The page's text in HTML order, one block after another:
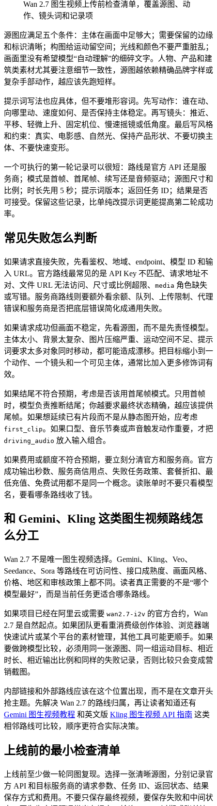
Wan 2.7 图生视频上传前检查清单，覆盖源图、动
作、镜头词和记录项
源图应满足五个条件：主体在画面中足够大；需要保留的边缘
和标识清晰；构图给运动留空间；光线和颜色不要严重脏乱；
画面里没有希望模型“自动理解”的细碎文字。人物、产品和建
筑类素材尤其要注意细节一致性，源图越依赖精确品牌字样或
复杂手部动作，越应该先跑短样。
提示词写法也应具体，但不要堆形容词。先写动作：谁在动、
向哪里动、速度如何、是否保持主体稳定。再写镜头：推近、
平移、轻微上升、固定机位、慢速摇镜或低角度。最后写风格
和约束：真实、电影感、自然光、保持产品形状、不要切换主
体、不要快速变形。
一个可执行的第一轮记录可以很短：路线是官方 API 还是服
务商；模式是首帧、首尾帧、续写还是音频驱动；源图尺寸和
比例；时长先用 5 秒；提示词版本；返回任务 ID；结果是否
可接受。保留这些记录，比单纯改提示词更能提高第二轮成功
率。
常见失败怎么判断
如果请求直接失败，先看鉴权、地域、endpoint、模型 ID 和输
入 URL。官方路线最常见的是 API Key 不匹配、请求地址不
对、文件 URL 无法访问、尺寸或比例超限、 media 角色缺失
或写错。服务商路线则要额外看余额、队列、上传限制、代理
错误和服务商是否把底层错误简化成通用失败。
如果请求成功但画面不稳定，先看源图，而不是先责怪模型。
主体太小、背景太复杂、图片压缩严重、运动空间不足、提示
词要求太多对象同时移动，都可能造成漂移。把目标缩小到一
个动作、一个镜头和一个可见主体，通常比加入更多修饰词有
效。
如果结尾不符合预期，考虑是否该用首尾帧模式。只用首帧
时，模型负责推断结尾；你越要求最终状态精确，越应该提供
尾帧。如果想延续已有片段而不是从静态图开始，应考虑
first_clip。如果口型、音乐节奏或声音触发动作重要，才把
driving_audio 放入输入组合。
如果费用或额度不符合预期，要立刻分清官方和服务商。官方
成功输出秒数、服务商信用点、失败任务政策、套餐折扣、最
低充值、免费试用都不是同一个概念。读账单时不要只看模型
名，要看哪条路线收了钱。
和 Gemini、Kling 这类图生视频路线怎
么分工
Wan 2.7 不是唯一图生视频选择。Gemini、Kling、Veo、
Seedance、Sora 等路线在可访问性、接口成熟度、画面风格、
价格、地区和审核政策上都不同。读者真正需要的不是“哪个
模型最好”，而是当前任务更适合哪条路线。
如果项目已经在阿里云或需要 wan2.7-i2v 的官方合约，Wan
2.7 是自然起点。如果团队更看重消费级创作体验、浏览器端
快速试片或某个平台的素材管理，其他工具可能更顺手。如果
要做跨模型比较，必须用同一张源图、同一组运动目标、相近
时长、相近输出比例和同样的失败记录，否则比较只会变成营
销截图。
内部链接和外部路线应该在这个位置出现，而不是在文章开头
抢主题。先解决 Wan 2.7 的路线归属，再让读者知道还有
Gemini 图生视频教程 和英文版 Kling 图生视频 API 指南 这类
相邻路线可比较，顺序更符合实际决策。
上线前的最小检查清单
上线前至少做一轮同图复现。选择一张清晰源图，分别记录官
方 API 和目标服务商的请求参数、任务 ID、返回状态、结果
保存方式和费用。不要只保存最终视频，要保存失败和中间状